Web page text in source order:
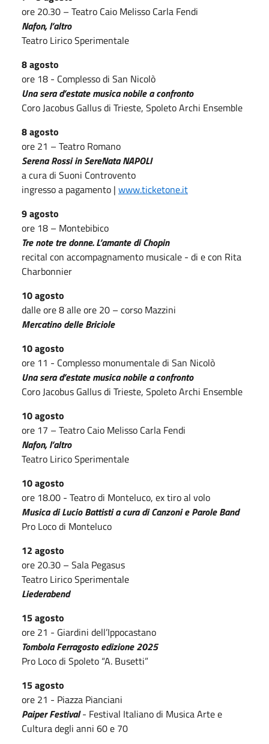
ore 20.30 – Teatro Caio Melisso Carla Fendi
Nafon, l’altro
Teatro Lirico Sperimentale
8 agosto
ore 18 - Complesso di San Nicolò
Una sera d’estate musica nobile a confronto
Coro Jacobus Gallus di Trieste, Spoleto Archi Ensemble
8 agosto
ore 21 – Teatro Romano
Serena Rossi in SereNata NAPOLI
a cura di Suoni Controvento
ingresso a pagamento | www.ticketone.it
9 agosto
ore 18 – Montebibico
Tre note tre donne. L’amante di Chopin
recital con accompagnamento musicale - di e con Rita
Charbonnier
10 agosto
dalle ore 8 alle ore 20 – corso Mazzini
Mercatino delle Briciole
10 agosto
ore 11 - Complesso monumentale di San Nicolò
Una sera d’estate musica nobile a confronto
Coro Jacobus Gallus di Trieste, Spoleto Archi Ensemble
10 agosto
ore 17 – Teatro Caio Melisso Carla Fendi
Nafon, l’altro
Teatro Lirico Sperimentale
10 agosto
ore 18.00 - Teatro di Monteluco, ex tiro al volo
Musica di Lucio Battisti a cura di Canzoni e Parole Band
Pro Loco di Monteluco
12 agosto
ore 20.30 – Sala Pegasus
Teatro Lirico Sperimentale
Liederabend
15 agosto
ore 21 - Giardini dell’Ippocastano
Tombola Ferragosto edizione 2025
Pro Loco di Spoleto “A. Busetti”
15 agosto
ore 21 - Piazza Pianciani
Paiper Festival- Festival Italiano di Musica Arte e
Cultura degli anni 60 e 70